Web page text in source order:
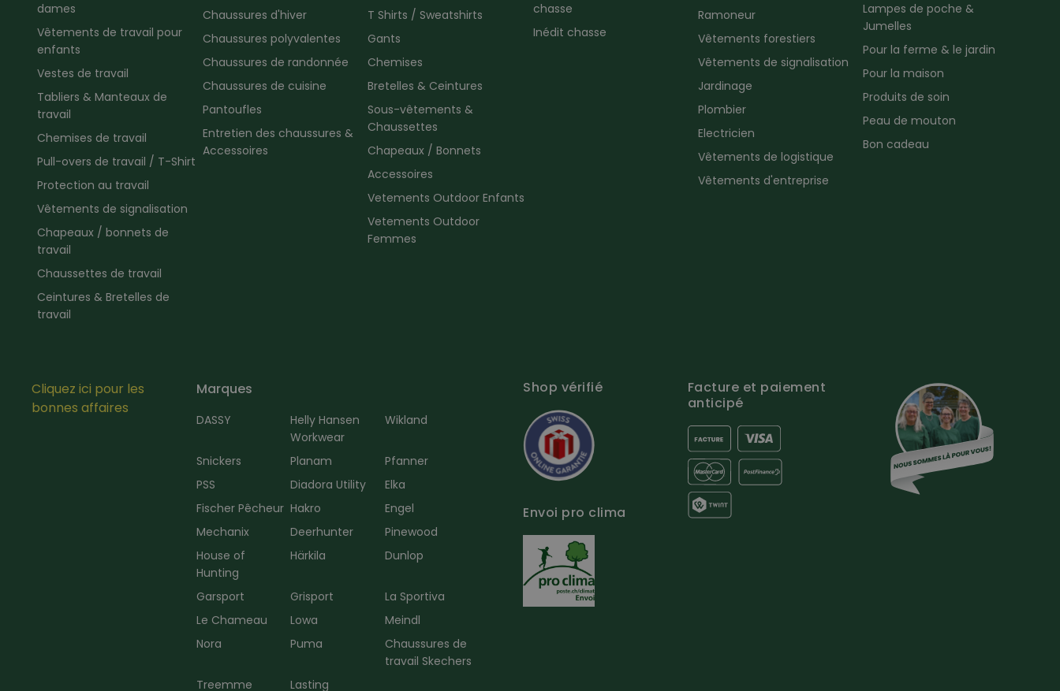
dames
Vêtements de travail pour
enfants
Vestes de travail
Tabliers & Manteaux de
travail
Chemises de travail
Pull-overs de travail / T-Shirt
Protection au travail
Vêtements de signalisation
Chapeaux / bonnets de
travail
Chaussettes de travail
Ceintures & Bretelles de
travail
Chaussures d'hiver
Chaussures polyvalentes
Chaussures de randonnée
Chaussures de cuisine
Pantoufles
Entretien des chaussures &
Accessoires
T Shirts / Sweatshirts
Gants
Chemises
Bretelles & Ceintures
Sous-vêtements &
Chaussettes
Chapeaux / Bonnets
Accessoires
Vetements Outdoor Enfants
Vetements Outdoor
Femmes
chasse
Inédit chasse
Ramoneur
Vêtements forestiers
Vêtements de signalisation
Jardinage
Plombier
Electricien
Vêtements de logistique
Vêtements d'entreprise
Lampes de poche &
Jumelles
Pour la ferme & le jardin
Pour la maison
Produits de soin
Peau de mouton
Bon cadeau
Cliquez ici pour les
bonnes affaires
Marques
DASSY
Helly Hansen
Workwear
Wikland
Snickers Planam
Pfanner
PSS
Diadora Utility
Elka
Fischer Pêcheur Hakro
Engel
Mechanix
Deerhunter
Pinewood
House of
Hunting
Härkila Dunlop
Garsport Grisport
La Sportiva
Le Chameau
Lowa
Meindl
Nora
Puma
Chaussures de
travail Skechers
Treemme
Lasting
Shop vérifié
Envoi pro clima
Facture et paiement
anticipé